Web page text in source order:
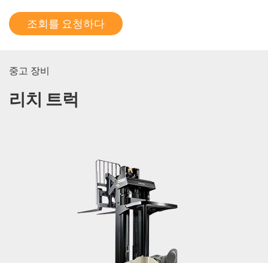
조회를 요청하다
중고 장비
리치 트럭